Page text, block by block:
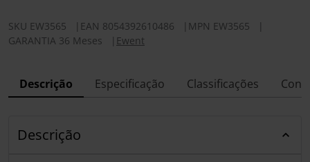
SKU EW3565 EAN 8054392610486 MPN EW3565
GARANTIA 36 Meses
Ewent
Descrição Especificação Classificações
Descrição